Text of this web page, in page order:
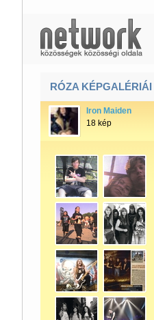
RÓZA KÉPGALÉRIÁI
Iron Maiden
18 kép